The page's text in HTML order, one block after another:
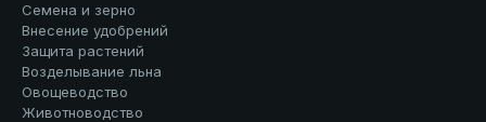
Семена и зерно
Внесение удобрений
Защита растений
Возделывание льна
Овощеводство
Животноводство